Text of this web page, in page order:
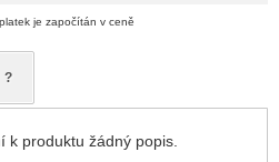
je započítán v ceně
?
k produktu žádný popis.